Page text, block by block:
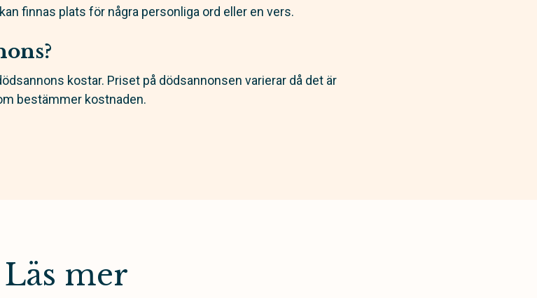
finnas plats för några personliga ord eller en vers.
kostar. Priset på dödsannonsen varierar då det är
bestämmer kostnaden.
Läs mer